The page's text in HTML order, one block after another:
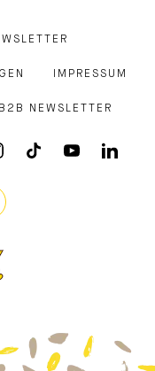
IMPRESSUM
B2B NEWSLETTER
APP
TIKTOKYOUTUBE